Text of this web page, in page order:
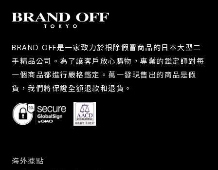
BRAND OFF是一家致力於根除假冒商品的日本大型二
手精品公司。為了讓客戶放心購物，專業的鑑定師對每
一個商品都進行嚴格鑑定。萬一發現售出的商品是假
貨，我們將保證全額退款和退貨。
海外據點